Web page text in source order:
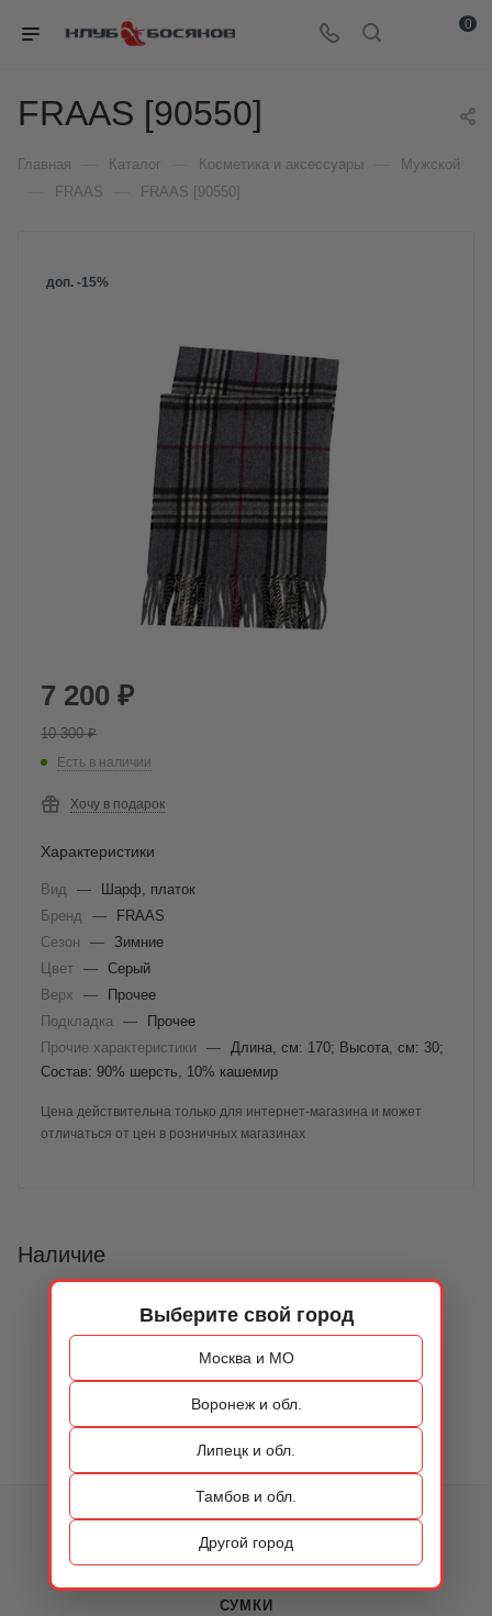
Выберите свой город
Москва и МО
Воронеж и обл.
Липецк и обл.
Тамбов и обл.
Другой город
0
FRAAS [90550]
Главная Каталог Косметика и аксессуары Мужской
FRAAS FRAAS [90550]
доп. -15%
7 200 ₽
10 300₽
Есть в наличии
Хочу в подарок
Характеристики
Вид —
Шарф, платок
Бренд
—
FRAAS
Сезон
— Зимние
Цвет — Серый
Верх
—
Прочее
Подкладка
—
Прочее
Прочие характеристики
—
Длина, см: 170; Высота, см: 30;
Состав: 90% шерсть, 10% кашемир
Цена действительна только для интернет-магазина и может
отличаться от цен в розничных магазинах
Наличие
КАТАЛОГ
ОБУВЬ
СУМКИ